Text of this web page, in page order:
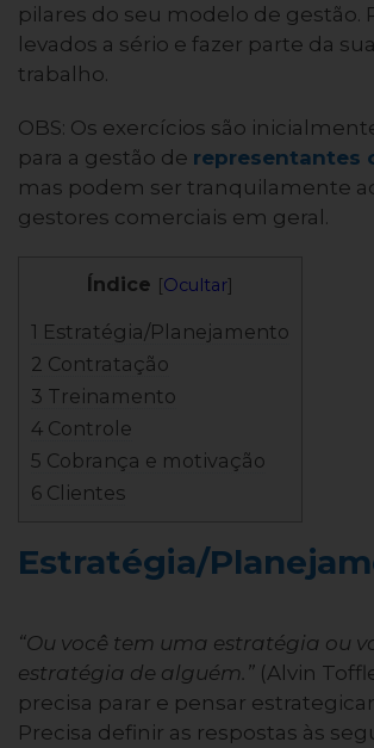
pilares do seu modelo de gestão.
levados a sério e fazer parte da
trabalho.
OBS: Os exercícios são
para a gestão de representantes
mas podem ser tranquilamente
gestores comerciais em geral.
Índice [Ocultar]
1 Estratégia/Planejamento
2 Contratação
3 Treinamento
4 Controle
5 Cobrança e motivação
6 Clientes
Estratégia/
“Ou você tem uma estratégia ou
estratégia de alguém.” (Alvin
precisa parar e pensar
Precisa definir as respostas às